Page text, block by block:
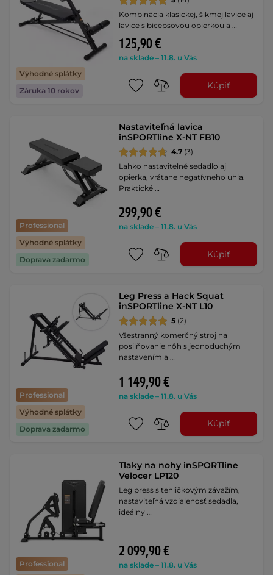
Výhodné splátky
Záruka 10 rokov
Kombinácia klasickej, šikmej lavice aj
lavice s bicepsovou opierkou a …
125,90 €
na sklade – 11.8. u Vás
Kúpiť
Professional
Výhodné splátky
Doprava zadarmo
Nastaviteľná lavica
inSPORTline X-NT FB10
4.7 (3)
Ľahko nastaviteľné sedadlo aj
opierka, vrátane negatívneho uhla.
Praktické …
299,90 €
na sklade – 11.8. u Vás
Kúpiť
Professional
Výhodné splátky
Doprava zadarmo
Leg Press a Hack Squat
inSPORTline X-NT L10
5 (2)
Všestranný komerčný stroj na
posilňovanie nôh s jednoduchým
nastavením a …
1 149,90 €
na sklade – 11.8. u Vás
Kúpiť
Professional
Tlaky na nohy inSPORTline
Velocer LP120
Leg press s tehličkovým závažím,
nastaviteľná vzdialenosť sedadla,
ideálny …
2 099,90 €
na sklade – 11.8. u Vás